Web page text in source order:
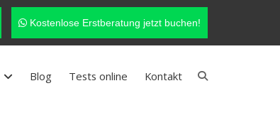
Kostenlose Erstberatung jetzt buchen!
Blog Tests online Kontakt